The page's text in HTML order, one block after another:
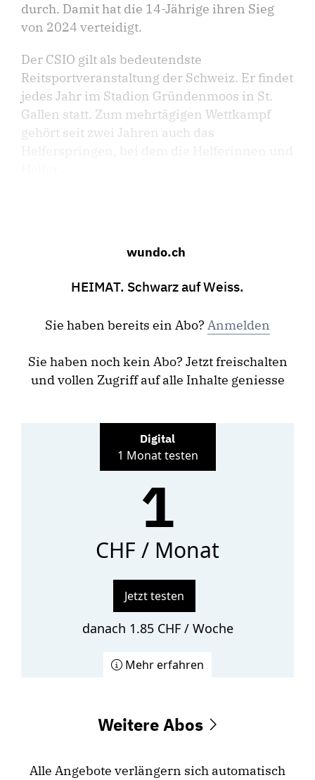
durch. Damit hat die 14-Jährige ihren Sieg
von 2024 verteidigt.
Der CSIO gilt als bedeutendste
Reitsportveranstaltung der Schweiz. Er findet
jedes Jahr im Stadion Gründenmoos in St.
Gallen statt. Zum mehrtägigen Wettkampf
gehört seit zwei Jahren auch das
wundo.ch
HEIMAT. Schwarz auf Weiss.
Sie haben bereits ein Abo? Anmelden
Sie haben noch kein Abo? Jetzt freischalten
und vollen Zugriff auf alle Inhalte geniesse
Digital
1 Monat testen
1
CHF / Monat
Jetzt testen
danach 1.85 CHF / Woche
Mehr erfahren
Weitere Abos
Alle Angebote verlängern sich automatisch